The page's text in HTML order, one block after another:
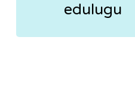
edulugu